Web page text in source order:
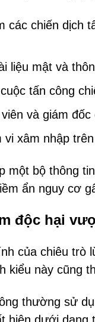
các chiến dịch
liệu mật và
tấn công
và giám đốc
vi xâm nhập
một bộ thông
ẩn nguy cơ
độc hại
của chiêu trò
kiểu này cũng
thường sử